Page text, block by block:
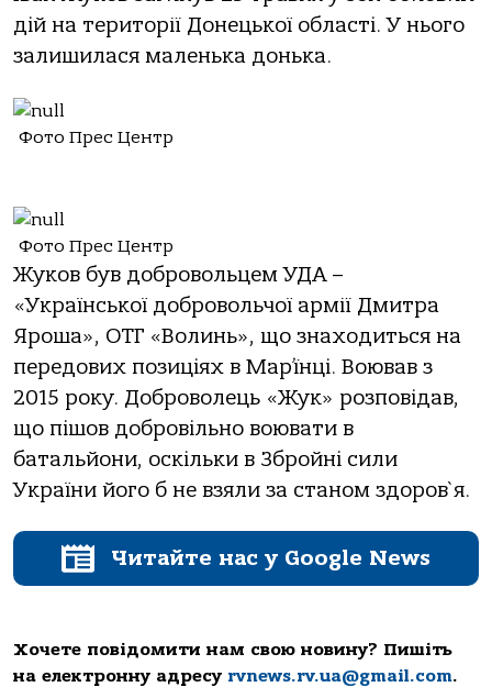
дій на території Донецької області. У нього
залишилася маленька донька.
Фото Прес Центр
Фото Прес Центр
Жуков був добровольцем УДА –
«Української добровольчої армії Дмитра
Яроша», ОТГ «Волинь», що знаходиться на
передових позиціях в Мар`їнці. Воював з
2015 року. Доброволець «Жук» розповідав,
що пішов добровільно воювати в
батальйони, оскільки в Збройні сили
України його б не взяли за станом здоров`я.
Читайте нас у Google News
Хочете повідомити нам свою новину? Пишіть
на електронну адресу rvnews.rv.ua@gmail.com.